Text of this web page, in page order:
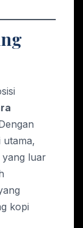
utama,
yang luar
kopi